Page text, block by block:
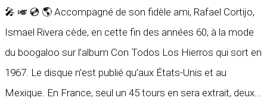
🎤 🎺 💿 🌎 Accompagné de son fidèle ami, Rafael Cortijo,
Ismael Rivera cède, en cette fin des années 60, à la mode
du boogaloo sur l’album Con Todos Los Hierros qui sort en
1967. Le disque n’est publié qu’aux États-Unis et au
Mexique. En France, seul un 45 tours en sera extrait, deux...